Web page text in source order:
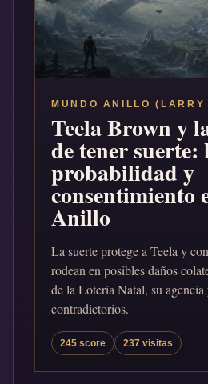
MUNDO ANILLO (LARRY
Teela Brown y
de tener
probabilidad y
consentimiento
Anillo
La suerte protege a Teela y
rodean en posibles daños
de la Lotería Natal, su agencia
contradictorios.
245 score 237 visitas